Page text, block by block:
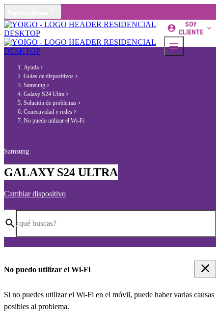
SOY
CLIENTE
Ayuda
Guías de dispositivos
Samsung
Galaxy S24 Ultra
Solución de problemas
Conectividad y redes
No puedo utilizar el Wi-Fi
Samsung
GALAXY S24 ULTRA
Cambiar dispositivo
¿qué buscas?
No puedo utilizar el Wi-Fi
Si no puedes utilizar el Wi-Fi en el móvil, puede haber varias causas
posibles al problema.